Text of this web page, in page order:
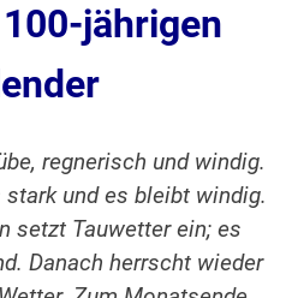
jährigen
regnerisch und windig.
und es bleibt windig.
setzt Tauwetter ein; es
Danach herrscht wieder